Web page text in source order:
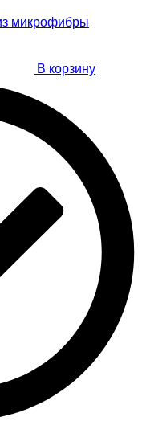
В корзину
микрофибры